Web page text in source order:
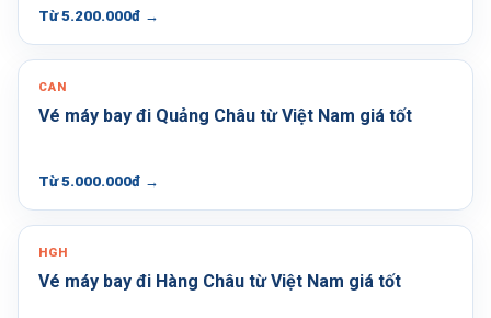
Từ 5.200.000đ →
CAN
Vé máy bay đi Quảng Châu từ Việt Nam giá tốt
Từ 5.000.000đ →
HGH
Vé máy bay đi Hàng Châu từ Việt Nam giá tốt